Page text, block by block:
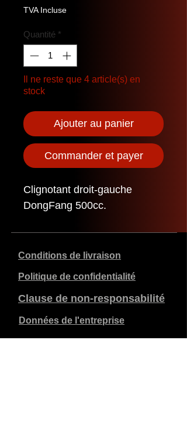
TVA Incluse
Quantité *
Il ne reste que 4 article(s) en
stock
Ajouter au panier
Commander et payer
Clignotant droit-gauche
DongFang 500cc.
Conditions de livraison
Politique de confidentialité
Clause de non-responsabilité
Données de l'entreprise